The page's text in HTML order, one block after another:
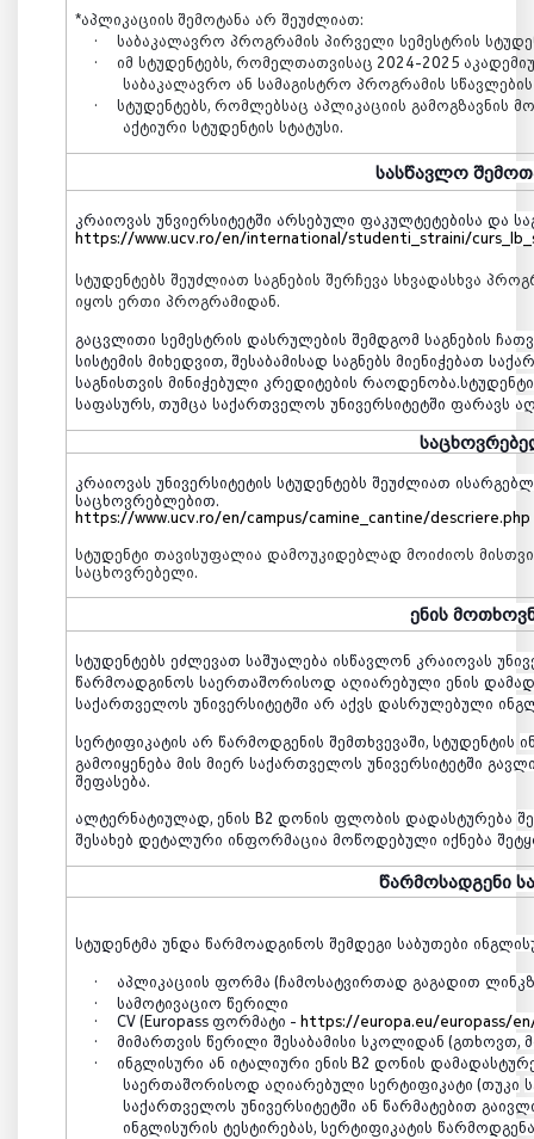
*აპლიკაციის შემოტანა არ შეუძლიათ:
·
საბაკალავრო პროგრამის პირველი სემესტრის
·
იმ სტუდენტებს, რომელთათვისაც 202 4-2025
საბაკალავრო ან სამაგისტრო პროგრამის სწავლების
·
სტუდენტებს, რომლებსაც აპლიკაციის გამოგზავნის
აქტიური სტუდენტის სტატუსი.
სასწავლო
კრაიოვას უნვიერსიტეტში არსებული ფაკულტეტებისა და
https://www.ucv.ro/en/international/studenti_straini/
სტუდენტებს შეუძლიათ საგნების შერჩევა სხვადასხვა
იყოს ერთი პროგრამიდან.
გაცვლითი სემესტრის დასრულების შემდგომ საგნების
სისტემის მიხედვით, შესაბამისად საგნებს მიენიჭებათ
საგნისთვის მინიჭებული კრედიტების რაოდენობა.სტუდენტი
საფასურს, თუმცა საქართველოს უნივერსიტეტში ფარავს
კრაიოვას უნივერსიტეტის სტუდენტებს შეუძლიათ
საცხოვრებლებით.
https://www.ucv.ro/en/campus/camine_cantine/descriere.php
სტუდენტი თავისუფალია დამოუკიდებლად მოიძიოს
საცხოვრებელი.
ენის
სტუდენტებს ეძლევათ საშუალება ისწავლონ კრაიოვას
წარმოადგინოს საერთაშორისოდ აღიარებული ენის
საქართველოს უნივერსიტეტში არ აქვს დასრულებული
სერტიფიკატის არ წარმოდგენის შემთხვევაში,სტუდენტის
გამოიყენება მის მიერ საქართველოს უნივერსიტეტში
შეფასება.
ალტერნატიულად, ენის B2 დონის ფლობის დადასტურება
შესახებ დეტალური ინფორმაცია მოწოდებული იქნება
წარმოსადგენი
სტუდენტმა უნდა წარმოადგინოს შემდეგი საბუთები
· აპლიკაციის ფორმა (ჩამოსატვირთად გაგადით
·
სამოტივაციო წერილი
·
CV (Europass ფორმატი - https://europa.eu/europass/
·
მიმართვის წერილი შესაბამისი სკოლიდან (გთხოვთ,
·
ინგლისური ან იტალიური ენის B2 დონის
საერთაშორისოდ აღიარებული სერტიფიკატი (თუკი
საქართველოს უნივერსიტეტში ან წარმატებით
ინგლისურის ტესტირებას,სერტიფიკატის